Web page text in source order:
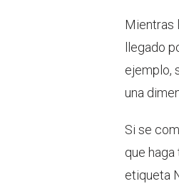
Mientras
llegado
ejemplo,
una
Si se
que
etiqueta